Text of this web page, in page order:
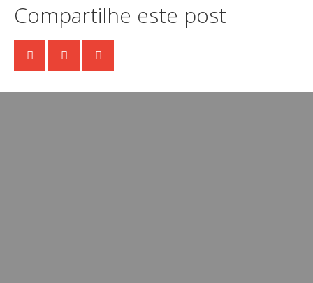
Compartilhe este post